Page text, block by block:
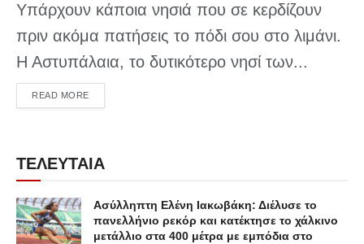
Υπάρχουν κάποια νησιά που σε κερδίζουν
πριν ακόμα πατήσεις το πόδι σου στο λιμάνι.
Η Αστυπάλαια, το δυτικότερο νησί των...
READ MOREDETAILS
ΤΕΛΕΥΤΑΙΑ
Ασύλληπτη Ελένη Ιακωβάκη: Διέλυσε το
πανελλήνιο ρεκόρ και κατέκτησε το χάλκινο
μετάλλιο στα 400 μέτρα με εμπόδια στο